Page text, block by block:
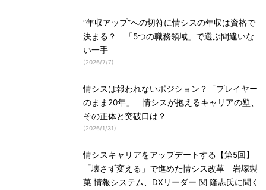
”年収アップ”への切符に情シスの年収は資格で
決まる？ 「5つの職務領域」で選ぶ間違いな
い一手
(2026/7/7)
情シスは報われないポジション？「プレイヤー
のまま20年」 情シスが抱えるキャリアの壁、
その正体と突破口は？
(2026/1/31)
情シスキャリアをアップデートする【第5回】
「壊さず変える」で進めた情シス改革 岩塚製
菓 情報システム、DXリーダー 関 隆志氏に聞く